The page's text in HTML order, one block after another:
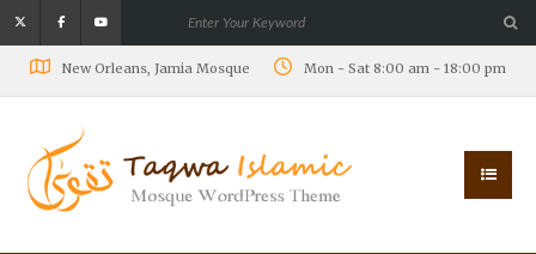
New Orleans, Jamia Mosque Mon - Sat 8:00 am - 18:00 pm